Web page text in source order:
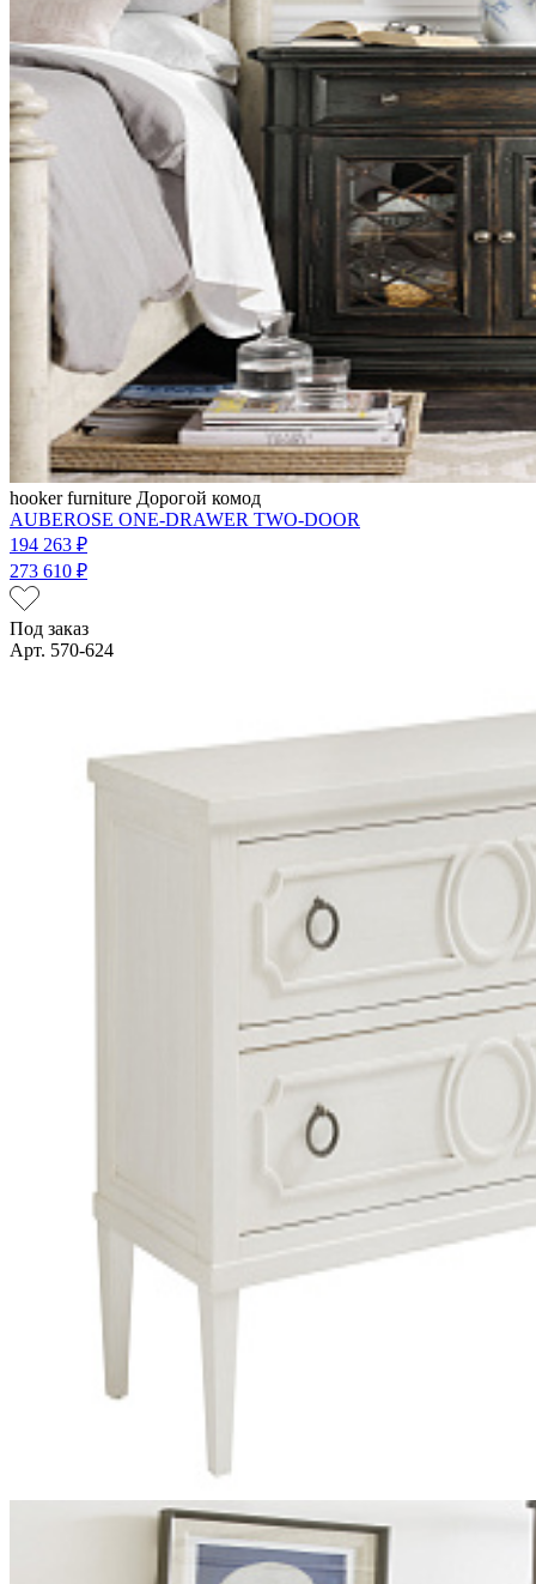
hooker furniture Дорогой комод
AUBEROSE ONE-DRAWER TWO-DOOR
194 263 ₽
273 610 ₽
Под заказ
Арт. 570-624